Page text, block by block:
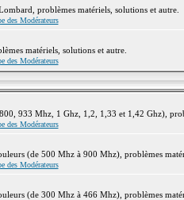
problèmes matériels, solutions et autre.
des Modérateurs
matériels, solutions et autre.
des Modérateurs
933 Mhz, 1 Ghz, 1,2, 1,33 et 1,42 Ghz),
des Modérateurs
(de 500 Mhz à 900 Mhz), problèmes
des Modérateurs
(de 300 Mhz à 466 Mhz), problèmes